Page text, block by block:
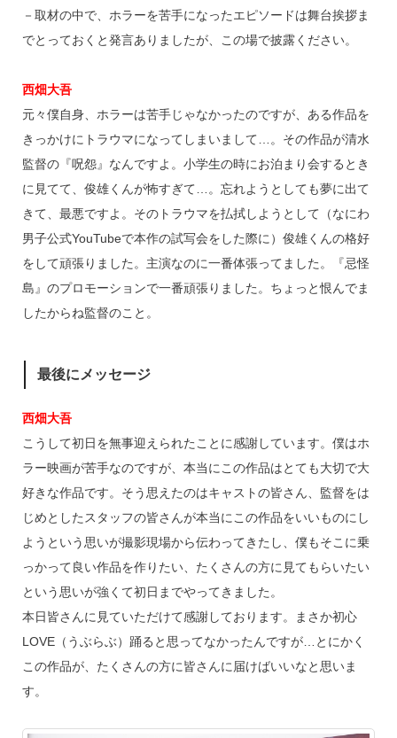
－取材の中で、ホラーを苦手になったエピソードは舞台挨拶ま
でとっておくと発言ありましたが、この場で披露ください。
西畑大吾
元々僕自身、ホラーは苦手じゃなかったのですが、ある作品を
きっかけにトラウマになってしまいまして…。その作品が清水
監督の『呪怨』なんですよ。小学生の時にお泊まり会するとき
に見てて、俊雄くんが怖すぎて…。忘れようとしても夢に出て
きて、最悪ですよ。そのトラウマを払拭しようとして（なにわ
男子公式YouTubeで本作の試写会をした際に）俊雄くんの格好
をして頑張りました。主演なのに一番体張ってました。『忌怪
島』のプロモーションで一番頑張りました。ちょっと恨んでま
したからね監督のこと。
最後にメッセージ
西畑大吾
こうして初日を無事迎えられたことに感謝しています。僕はホ
ラー映画が苦手なのですが、本当にこの作品はとても大切で大
好きな作品です。そう思えたのはキャストの皆さん、監督をは
じめとしたスタッフの皆さんが本当にこの作品をいいものにし
ようという思いが撮影現場から伝わってきたし、僕もそこに乗
っかって良い作品を作りたい、たくさんの方に見てもらいたい
という思いが強くて初日までやってきました。
本日皆さんに見ていただけて感謝しております。まさか初心
LOVE（うぶらぶ）踊ると思ってなかったんですが…とにかく
この作品が、たくさんの方に皆さんに届けばいいなと思いま
す。